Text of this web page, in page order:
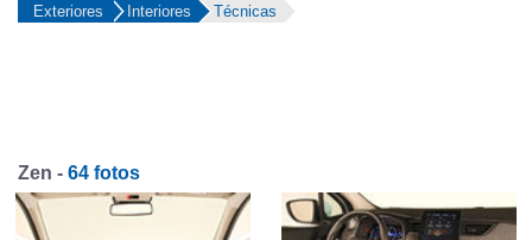
Exteriores Interiores Técnicas
Zen - 64 fotos